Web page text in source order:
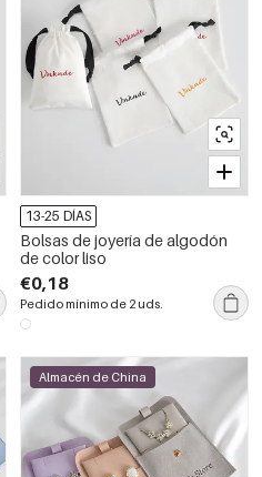
13-25 DÍAS
Bolsas de joyería de algodón
de color liso
€0,18
Pedido mínimo de 2 uds.
Almacén de China